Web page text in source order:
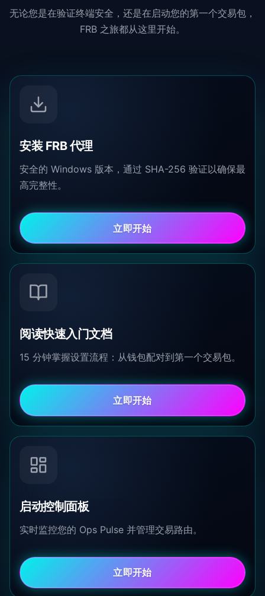
无论您是在验证终端安全，还是在启动您的第一个交易包，
FRB 之旅都从这里开始。
安装 FRB 代理
安全的 Windows 版本，通过 SHA-256 验证以确保最
高完整性。
立即开始
阅读快速入门文档
15 分钟掌握设置流程：从钱包配对到第一个交易包。
立即开始
启动控制面板
实时监控您的 Ops Pulse 并管理交易路由。
立即开始